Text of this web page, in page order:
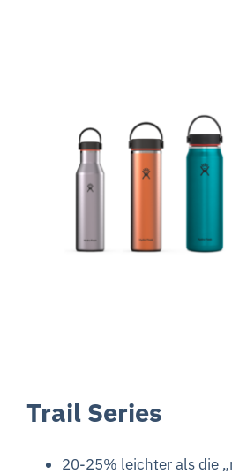
Trail Series
20-25% leichter als die